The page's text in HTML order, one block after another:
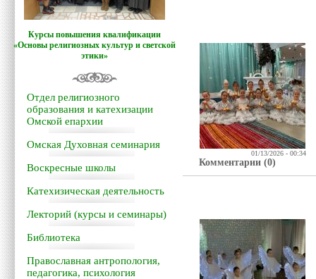
Курсы повышения квалификации
«Основы религиозных культур и светской
этики»
Отдел религиозного
образования и катехизации
Омской епархии
Омская Духовная семинария
Воскресные школы
Катехизическая деятельность
Лекторий (курсы и семинары)
Библиотека
Православная антропология,
педагогика, психология
01/13/2026 - 00:34
Комментарии (0)